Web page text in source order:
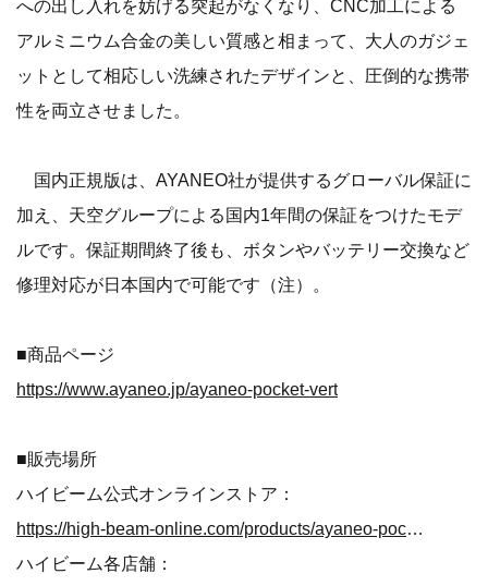
への出し入れを妨げる突起がなくなり、CNC加工による
アルミニウム合金の美しい質感と相まって、大人のガジェ
ットとして相応しい洗練されたデザインと、圧倒的な携帯
性を両立させました。
国内正規版は、AYANEO社が提供するグローバル保証に
加え、天空グループによる国内1年間の保証をつけたモデ
ルです。保証期間終了後も、ボタンやバッテリー交換など
修理対応が日本国内で可能です（注）。
■商品ページ
https://www.ayaneo.jp/ayaneo-pocket-vert
■販売場所
ハイビーム公式オンラインストア：
https://high-beam-online.com/products/ayaneo-pocket-vert
ハイビーム各店舗：